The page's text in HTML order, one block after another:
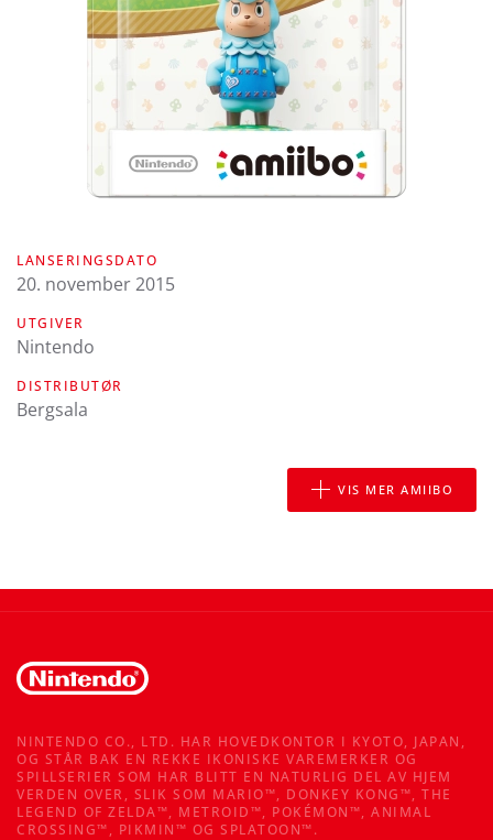
LANSERINGSDATO
20. november 2015
UTGIVER
Nintendo
DISTRIBUTØR
Bergsala
VIS MER AMIIBO
NINTENDO CO., LTD. HAR HOVEDKONTOR I KYOTO, JAPAN,
OG STÅR BAK EN REKKE IKONISKE VAREMERKER OG
SPILLSERIER SOM HAR BLITT EN NATURLIG DEL AV HJEM
VERDEN OVER, SLIK SOM MARIO™, DONKEY KONG™, THE
LEGEND OF ZELDA™, METROID™, POKÉMON™, ANIMAL
CROSSING™, PIKMIN™ OG SPLATOON™.